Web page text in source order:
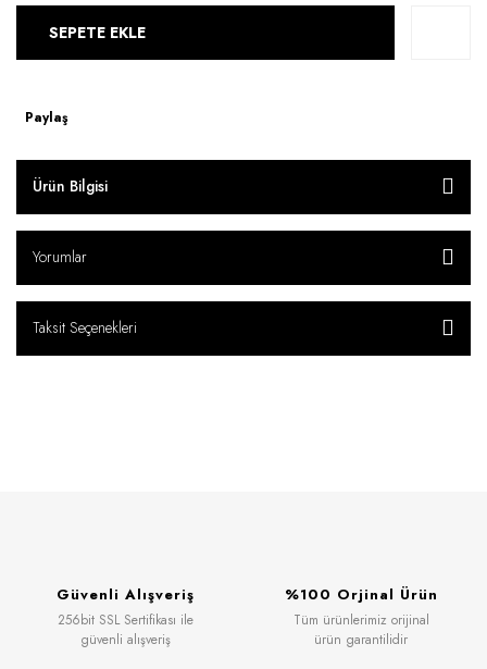
SEPETE EKLE
Paylaş
Ürün Bilgisi
Yorumlar
Taksit Seçenekleri
Güvenli Alışveriş
256bit SSL Sertifikası ile
güvenli alışveriş
%100 Orjinal Ürün
Tüm ürünlerimiz orijinal
ürün garantilidir